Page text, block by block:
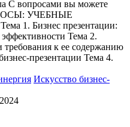
С вопросами вы можете
УЧЕБНЫЕ
1. Бизнес презентации:
Тема 2.
требования к ее содержанию
презентации Тема 4.
Искусство бизнес-